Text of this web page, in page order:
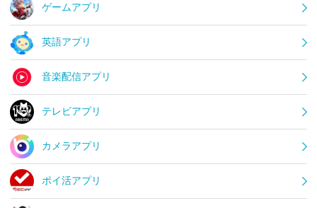
ゲームアプリ
英語アプリ
音楽配信アプリ
テレビアプリ
カメラアプリ
ポイ活アプリ